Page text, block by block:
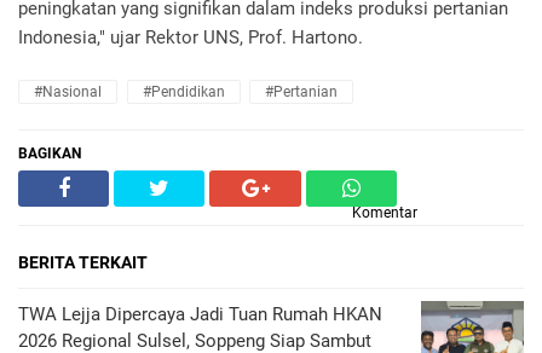
peningkatan yang signifikan dalam indeks produksi pertanian
Indonesia," ujar Rektor UNS, Prof. Hartono.
#Nasional #Pendidikan #Pertanian
BAGIKAN
Komentar
BERITA TERKAIT
TWA Lejja Dipercaya Jadi Tuan Rumah HKAN
2026 Regional Sulsel, Soppeng Siap Sambut